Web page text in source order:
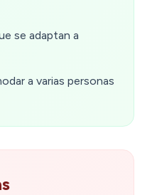
se adaptan a
a varias personas